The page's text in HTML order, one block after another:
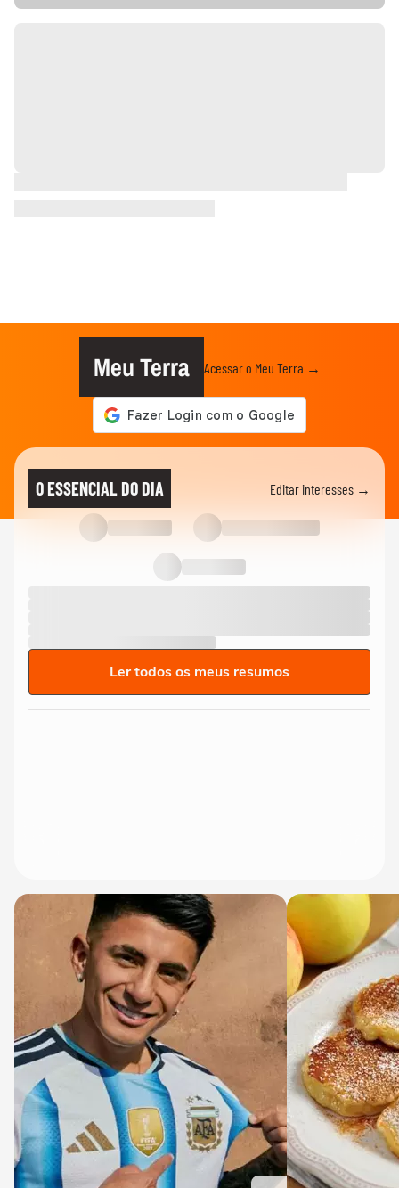
Meu Terra Acessar o Meu Terra →
O ESSENCIAL DO DIA Editar interesses →
Ler todos os meus resumos